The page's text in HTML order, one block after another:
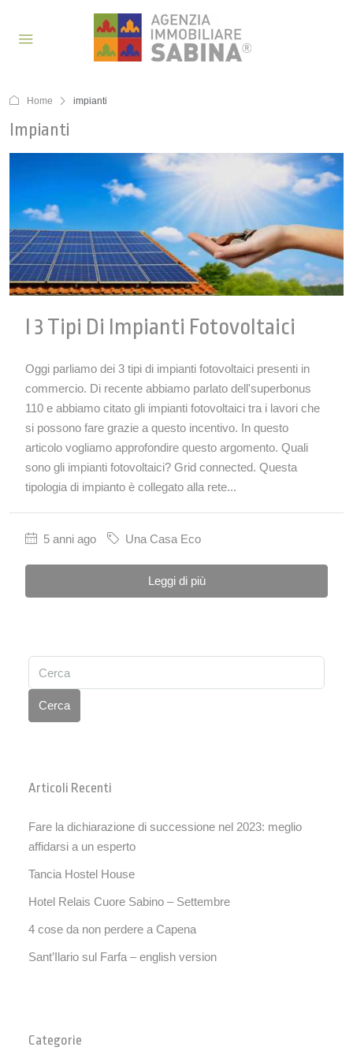
Home impianti
Impianti
I 3 Tipi Di Impianti Fotovoltaici
Oggi parliamo dei 3 tipi di impianti fotovoltaici presenti in
commercio. Di recente abbiamo parlato dell'superbonus
110 e abbiamo citato gli impianti fotovoltaici tra i lavori che
si possono fare grazie a questo incentivo. In questo
articolo vogliamo approfondire questo argomento. Quali
sono gli impianti fotovoltaici? Grid connected. Questa
tipologia di impianto è collegato alla rete...
5 anni ago Una Casa Eco
Leggi di più
Cerca
Articoli Recenti
Fare la dichiarazione di successione nel 2023: meglio
affidarsi a un esperto
Tancia Hostel House
Hotel Relais Cuore Sabino – Settembre
4 cose da non perdere a Capena
Sant’Ilario sul Farfa – english version
Categorie